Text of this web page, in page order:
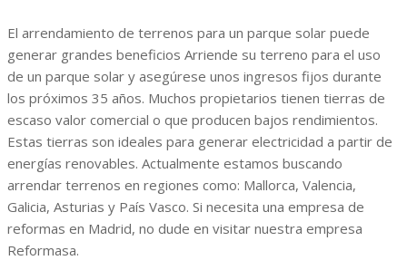
El arrendamiento de terrenos para un parque solar puede
generar grandes beneficios Arriende su terreno para el uso
de un parque solar y asegúrese unos ingresos fijos durante
los próximos 35 años. Muchos propietarios tienen tierras de
escaso valor comercial o que producen bajos rendimientos.
Estas tierras son ideales para generar electricidad a partir de
energías renovables. Actualmente estamos buscando
arrendar terrenos en regiones como: Mallorca, Valencia,
Galicia, Asturias y País Vasco. Si necesita una empresa de
reformas en Madrid, no dude en visitar nuestra empresa
Reformasa.